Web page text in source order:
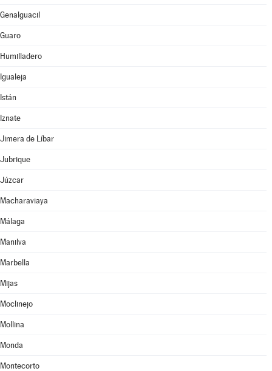
Genalguacil
Guaro
Humilladero
Igualeja
Istán
Iznate
Jimera de Líbar
Jubrique
Júzcar
Macharaviaya
Málaga
Manilva
Marbella
Mijas
Moclinejo
Mollina
Monda
Montecorto